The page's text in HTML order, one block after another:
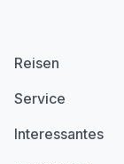
Reisen
Service
Interessantes